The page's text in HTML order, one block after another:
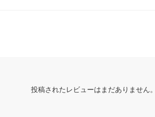
投稿されたレビューはまだありません。